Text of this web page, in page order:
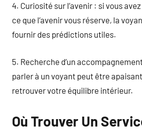
4. Curiosité sur l’avenir : si vous
ce que l’avenir vous réserve, la
fournir des prédictions utiles.
5. Recherche d’un
parler à un voyant peut être
retrouver votre équilibre intérieur.
Où Trouver Un